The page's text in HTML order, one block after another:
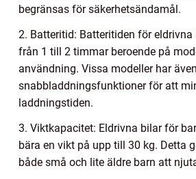
begränsas för säkerhetsändamål.
2. Batteritid: Batteritiden för eldrivna
från 1 till 2 timmar beroende på
användning. Vissa modeller har även
snabbladdningsfunktioner för att
laddningstiden.
3. Viktkapacitet: Eldrivna bilar för
bära en vikt på upp till 30 kg. Detta
både små och lite äldre barn att